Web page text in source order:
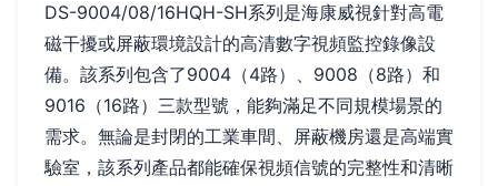
DS-9004/08/16HQH-SH系列是海康威視針對高電
磁干擾或屏蔽環境設計的高清數字視頻監控錄像設
備。該系列包含了9004（4路）、9008（8路）和
9016（16路）三款型號，能夠滿足不同規模場景的
需求。無論是封閉的工業車間、屏蔽機房還是高端實
驗室，該系列產品都能確保視頻信號的完整性和清晰